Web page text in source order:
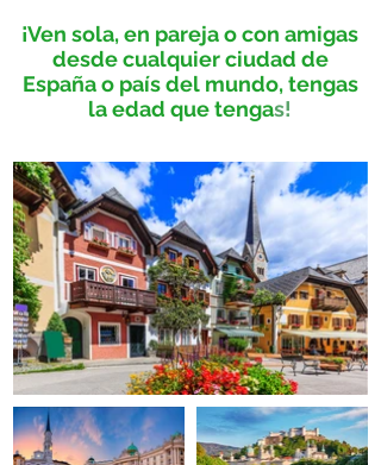
¡Ven sola, en pareja o con amigas
desde cualquier ciudad de
España o país del mundo, tengas
la edad que tengas!